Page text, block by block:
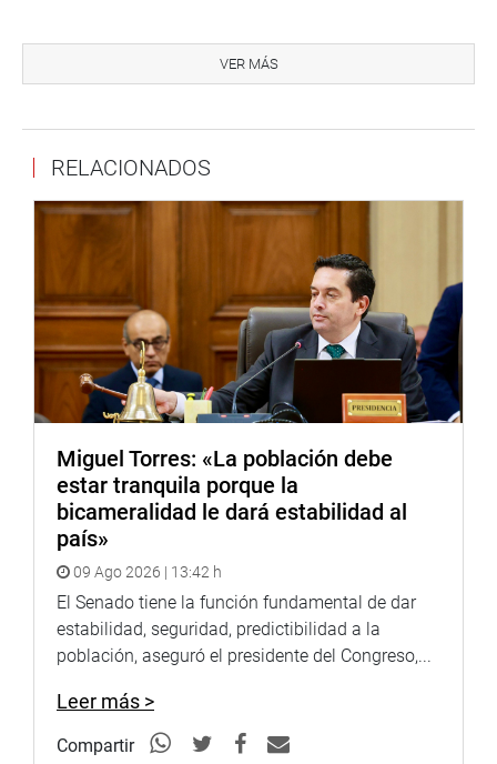
andino Gustavo Pacheco Villar, el contralmirante en retiro
Aníbal Cueva López, el analista político Luis Herrera, y el
invitados.
OFICINA DE COMUNICACIONES E IMAGEN
INSTITUCIONAL
VER MÁS
RELACIONADOS
Miguel Torres: «La población debe
estar tranquila porque la
bicameralidad le dará estabilidad al
país»
09 Ago 2026 | 13:42 h
El Senado tiene la función fundamental de dar
estabilidad, seguridad, predictibilidad a la
población, aseguró el presidente del Congreso,...
Leer más >
Compartir